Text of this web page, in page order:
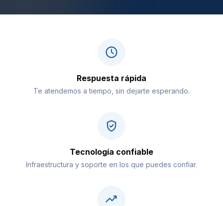
Respuesta rápida
Te atendemos a tiempo, sin dejarte esperando.
Tecnología confiable
Infraestructura y soporte en los que puedes confiar.